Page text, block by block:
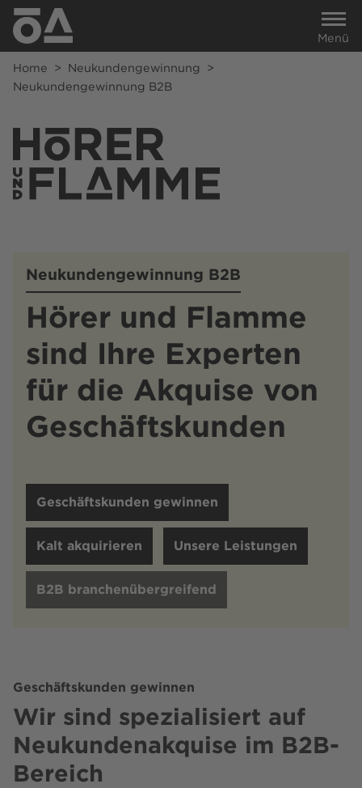
Menü
Home > Neukundengewinnung >
Neukundengewinnung B2B
Neukundengewinnung B2B
Hörer und Flamme
sind Ihre Experten
für die Akquise von
Geschäftskunden
Geschäftskunden gewinnen
Kalt akquirieren Unsere Leistungen
B2B branchenübergreifend
Geschäftskunden gewinnen
Wir sind spezialisiert auf
Neukundenakquise im B2B-
Bereich